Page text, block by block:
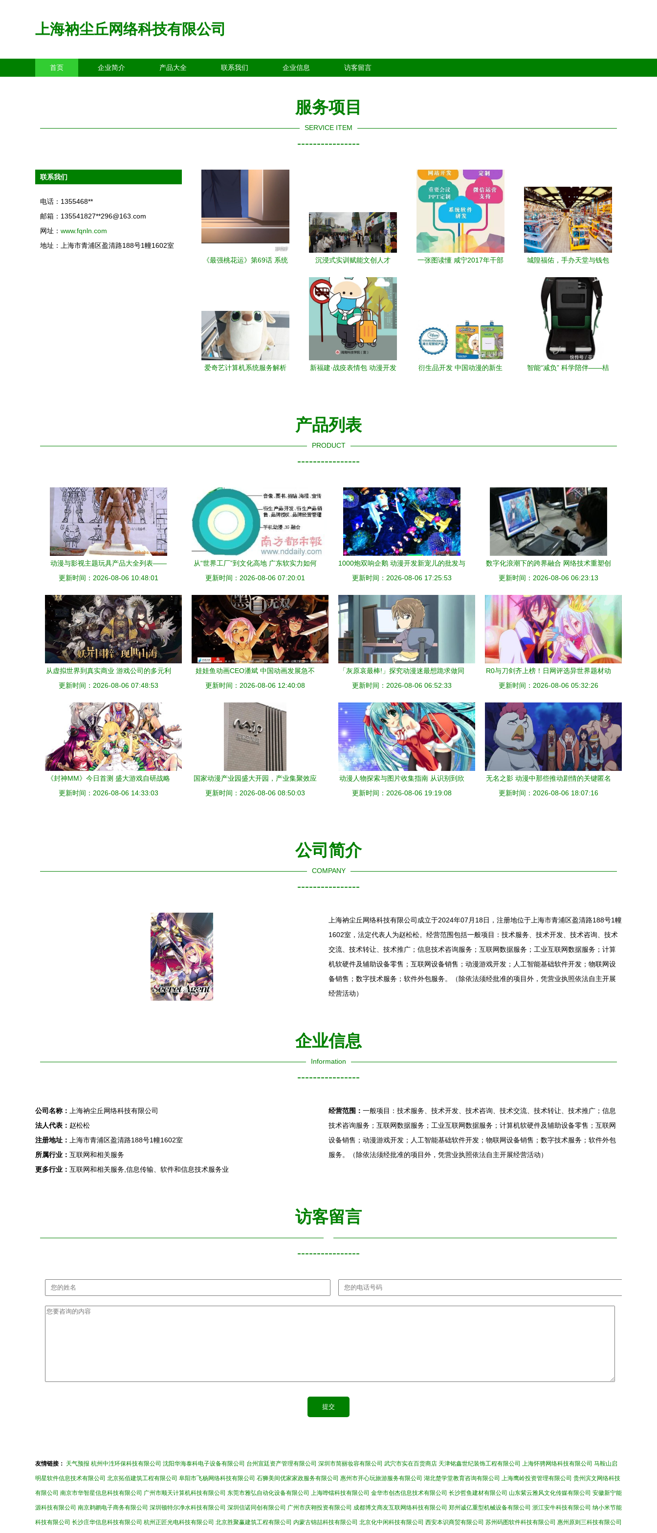
上海衲尘丘网络科技有限公司
首页 企业简介 产品大全 联系我们 企业信息 访客留言
服务项目
SERVICE ITEM
----------------
联系我们
电话：1355468**
邮箱：135541827**296@163.com
网址： www.fqnln.com
地址：上海市青浦区盈清路188号1幢1602室
《最强桃花运》第69话 系统
沉浸式实训赋能文创人才
天府国际动漫城
一张图读懂 咸宁2017年干部
城隍福佑，手办天堂与钱包
爱奇艺计算机系统服务解析
新福建·战疫表情包 动漫开发
衍生品开发 中国动漫的新生
智能“减负” 科学陪伴——桔
产品列表
PRODUCT
----------------
动漫与影视主题玩具产品大全列表——
101-1024商务网计算机系统服务详解
更新时间：2026-08-06 10:48:01
从“世界工厂”到文化高地 广东软实力如何
破解比较优势
更新时间：2026-08-06 07:20:01
1000炮双响企鹅 动漫开发新宠儿的批发与
价值解析
更新时间：2026-08-06 17:25:53
数字化浪潮下的跨界融合 网络技术重塑创
意产业生态
更新时间：2026-08-06 06:23:13
从虚拟世界到真实商业 游戏公司的多元利
润版图
更新时间：2026-08-06 07:48:53
娃娃鱼动画CEO潘斌 中国动画发展急不
来，需要以时代格局培育市场
更新时间：2026-08-06 12:40:08
「灰原哀最棒!」探究动漫迷最想跪求做同
学的小学生女神
更新时间：2026-08-06 06:52:33
R0与刀剑齐上榜！日网评选异世界题材动
漫佳作Top10揭晓
更新时间：2026-08-06 05:32:26
《封神MM》今日首测 盛大游戏自研战略
再进一步，动漫化开发同步启动
更新时间：2026-08-06 14:33:03
国家动漫产业园盛大开园，产业集聚效应
凸显，超180家企业共绘数字创意新蓝图
更新时间：2026-08-06 08:50:03
动漫人物探索与图片收集指南 从识别到欣
赏的完整旅程
更新时间：2026-08-06 19:19:08
无名之影 动漫中那些推动剧情的关键匿名
角色
更新时间：2026-08-06 18:07:16
公司简介
COMPANY
----------------
上海衲尘丘网络科技有限公司成立于2024年07月18日，注册地位于上海市青浦区盈清路188号1幢
1602室，法定代表人为赵松松。经营范围包括一般项目：技术服务、技术开发、技术咨询、技术
交流、技术转让、技术推广；信息技术咨询服务；互联网数据服务；工业互联网数据服务；计算
机软硬件及辅助设备零售；互联网设备销售；动漫游戏开发；人工智能基础软件开发；物联网设
备销售；数字技术服务；软件外包服务。（除依法须经批准的项目外，凭营业执照依法自主开展
经营活动）
企业信息
Information
----------------
公司名称：
上海衲尘丘网络科技有限公司
法人代表： 赵松松
注册地址：
上海市青浦区盈清路188号1幢1602室
所属行业： 互联网和相关服务
更多行业： 互联网和相关服务,信息传输、软件和信息技术服务业
经营范围： 一般项目：技术服务、技术开发、技术咨询、技术交流、技术转让、技术推广；信息
技术咨询服务；互联网数据服务；工业互联网数据服务；计算机软硬件及辅助设备零售；互联网
设备销售；动漫游戏开发；人工智能基础软件开发；物联网设备销售；数字技术服务；软件外包
服务。（除依法须经批准的项目外，凭营业执照依法自主开展经营活动）
访客留言
----------------
友情链接： 天气预报 杭州中泩环保科技有限公司 沈阳华海泰科电子设备有限公司 台州宣廷资产管理有限公司 深圳市简丽妆容有限公司 武穴市实在百货商店 天津铭鑫世纪装饰工程有限公司 上海怀骋网络科技有限公司 马鞍山启
明星软件信息技术有限公司 北京拓佰建筑工程有限公司 阜阳市飞杨网络科技有限公司 石狮美间优家家政服务有限公司 惠州市开心玩旅游服务有限公司 湖北楚学堂教育咨询有限公司 上海鹰岭投资管理有限公司 贵州滨文网络科技
有限公司 南京市华智星信息科技有限公司 广州市顺天计算机科技有限公司 东莞市雅弘自动化设备有限公司 上海哗镭科技有限公司 金华市创杰信息技术有限公司 长沙哲鱼建材有限公司 山东紫云雅风文化传媒有限公司 安徽新宁能
源科技有限公司 南京鹈鹕电子商务有限公司 深圳顿特尔净水科技有限公司 深圳信诺同创有限公司 广州市庆翱投资有限公司 成都博文商友互联网络科技有限公司 郑州诚亿重型机械设备有限公司 浙江安牛科技有限公司 纳小米节能
科技有限公司 长沙庄华信息科技有限公司 杭州正匠光电科技有限公司 北京胜聚赢建筑工程有限公司 内蒙古锦喆科技有限公司 北京化中闲科技有限公司 西安本识商贸有限公司 苏州码图软件科技有限公司 惠州原则三科技有限公司